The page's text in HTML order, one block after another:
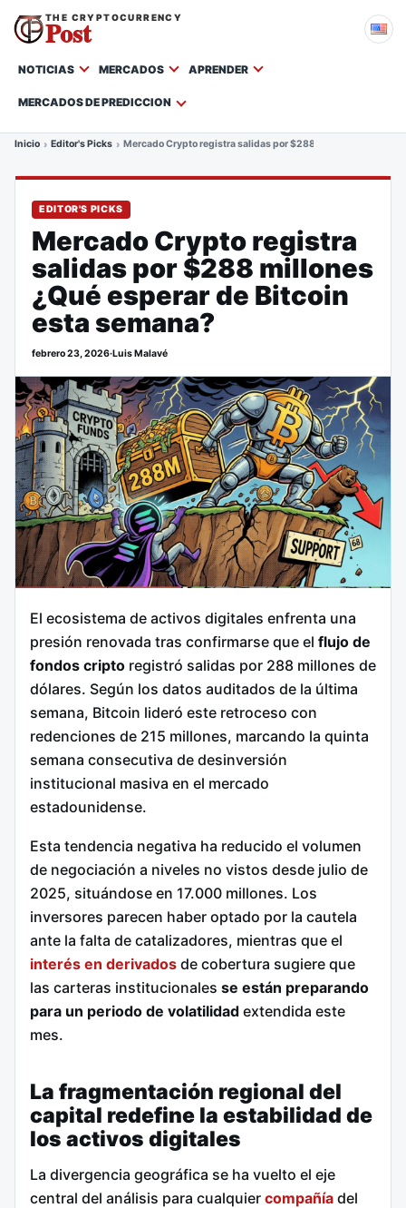
THE CRYPTOCURRENCY
Post
NOTICIAS MERCADOS APRENDER
MERCADOS DE PREDICCION
Inicio Editor's Picks Mercado Crypto registra salidas por $288 millones ¿Qué
EDITOR'S PICKS
Mercado Crypto registra
salidas por $288 millones
¿Qué esperar de Bitcoin
esta semana?
febrero 23, 2026·Luis Malavé
El ecosistema de activos digitales enfrenta una
presión renovada tras confirmarse que el flujo de
fondos cripto registró salidas por 288 millones de
dólares. Según los datos auditados de la última
semana, Bitcoin lideró este retroceso con
redenciones de 215 millones, marcando la quinta
semana consecutiva de desinversión
institucional masiva en el mercado
estadounidense.
Esta tendencia negativa ha reducido el volumen
de negociación a niveles no vistos desde julio de
2025, situándose en 17.000 millones. Los
inversores parecen haber optado por la cautela
ante la falta de catalizadores, mientras que el
interés en derivados de cobertura sugiere que
las carteras institucionales se están preparando
para un periodo de volatilidad extendida este
mes.
La fragmentación regional del
capital redefine la estabilidad de
los activos digitales
La divergencia geográfica se ha vuelto el eje
central del análisis para cualquier compañía del